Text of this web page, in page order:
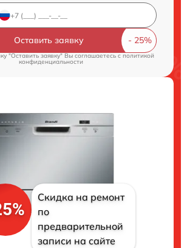
Оставить заявку
"Оставить заявку" Вы соглашаетесь c политикой
конфиденциальности
Скидка на ремонт
по
предварительной
записи на сайте